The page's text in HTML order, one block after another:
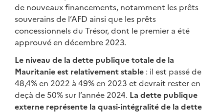
de nouveaux financements, notamment les prêts
souverains de l’AFD ainsi que les prêts
concessionnels du Trésor, dont le premier a été
approuvé en décembre 2023.
Le niveau de la dette publique totale de la
Mauritanie est relativement stable : il est passé de
48,4% en 2022 à 49% en 2023 et devrait rester en
deçà de 50% sur l’année 2024. La dette publique
externe représente la quasi-intégralité de la dette